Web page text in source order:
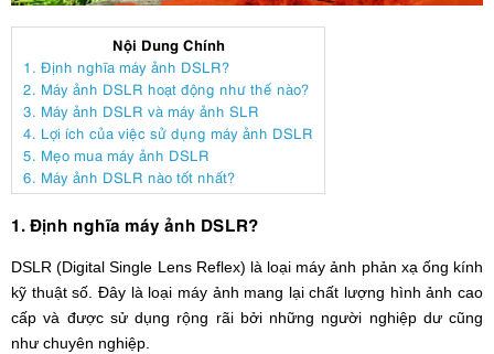
Nội Dung Chính
1. Định nghĩa máy ảnh DSLR?
2. Máy ảnh DSLR hoạt động như thế nào?
3. Máy ảnh DSLR và máy ảnh SLR
4. Lợi ích của việc sử dụng máy ảnh DSLR
5. Mẹo mua máy ảnh DSLR
6. Máy ảnh DSLR nào tốt nhất?
1. Định nghĩa máy ảnh DSLR?
DSLR (Digital Single Lens Reflex) là loại máy ảnh phản xạ ống kính
kỹ thuật số. Đây là loại máy ảnh mang lại chất lượng hình ảnh cao
cấp và được sử dụng rộng rãi bởi những người nghiệp dư cũng
như chuyên nghiệp.